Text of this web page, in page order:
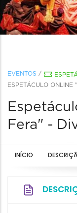
EVENTOS /
ESPETÁCULO
Fera" -
INÍCIO